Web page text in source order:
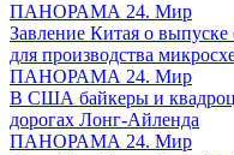
ПАНОРАМА 24. Мир
Завление Китая о
для производства
ПАНОРАМА 24. Мир
В США байкеры и
дорогах Лонг-Айленда
ПАНОРАМА 24. Мир